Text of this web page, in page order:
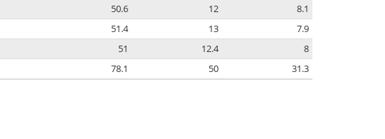
50.6 12
8.1
51.4 13
7.9
51 12.4
8
78.1 50 31.3